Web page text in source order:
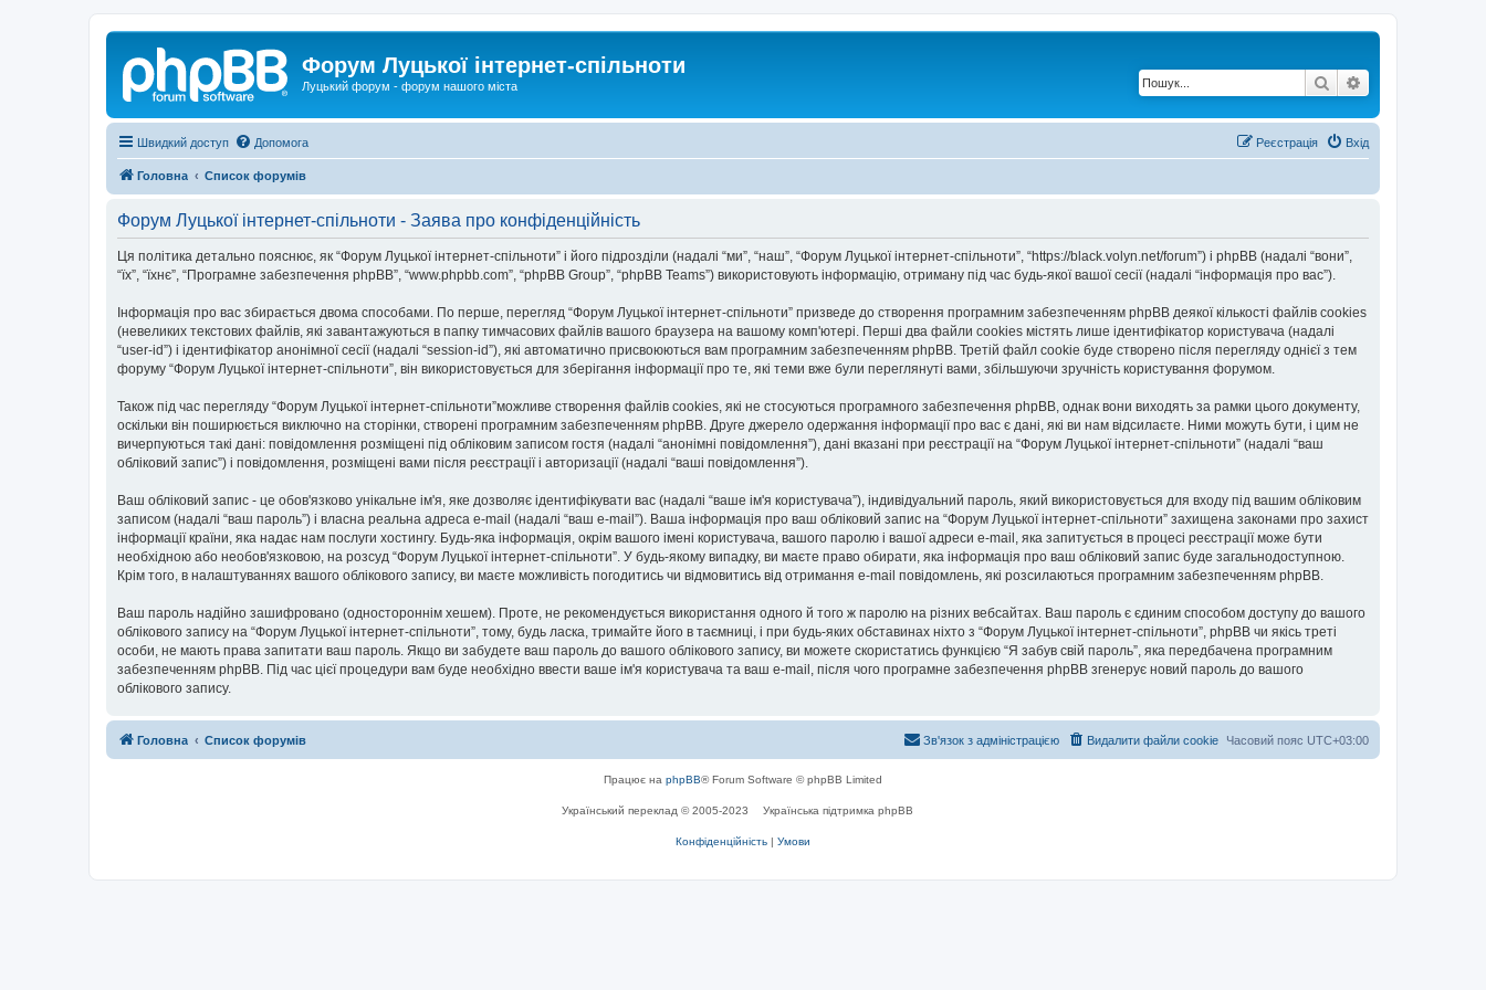
Форум Луцької інтернет-спільноти
Луцький форум - форум нашого міста Пошук
Швидкий доступ Допомога Вхід
Реєстрація
Головна Список форумів
Форум Луцької інтернет-спільноти - Заява про конфіденційність
Ця політика детально пояснює, як “Форум Луцької інтернет-спільноти” і його підрозділи (надалі “ми”, “наш”, “Форум Луцької інтернет-спільноти”, “https://black.volyn.net/forum”) і phpBB (надалі “вони”,
“їх”, “їхнє”, “Програмне забезпечення phpBB”, “www.phpbb.com”, “phpBB Group”, “phpBB Teams”) використовують інформацію, отриману під час будь-якої вашої сесії (надалі “інформація про вас”).
Інформація про вас збирається двома способами. По перше, перегляд “Форум Луцької інтернет-спільноти” призведе до створення програмним забезпеченням phpBB деякої кількості файлів cookies
(невеликих текстових файлів, які завантажуються в папку тимчасових файлів вашого браузера на вашому комп'ютері. Перші два файли cookies містять лише ідентифікатор користувача (надалі
“user-id”) і ідентифікатор анонімної сесії (надалі “session-id”), які автоматично присвоюються вам програмним забезпеченням phpBB. Третій файл cookie буде створено після перегляду однієї з тем
форуму “Форум Луцької інтернет-спільноти”, він використовується для зберігання інформації про те, які теми вже були переглянуті вами, збільшуючи зручність користування форумом.
Також під час перегляду “Форум Луцької інтернет-спільноти”можливе створення файлів cookies, які не стосуються програмного забезпечення phpBB, однак вони виходять за рамки цього документу,
оскільки він поширюється виключно на сторінки, створені програмним забезпеченням phpBB. Друге джерело одержання інформації про вас є дані, які ви нам відсилаєте. Ними можуть бути, і цим не
вичерпуються такі дані: повідомлення розміщені під обліковим записом гостя (надалі “анонімні повідомлення”), дані вказані при реєстрації на “Форум Луцької інтернет-спільноти” (надалі “ваш
обліковий запис”) і повідомлення, розміщені вами після реєстрації і авторизації (надалі “ваші повідомлення”).
Ваш обліковий запис - це обов'язково унікальне ім'я, яке дозволяє ідентифікувати вас (надалі “ваше ім'я користувача”), індивідуальний пароль, який використовується для входу під вашим обліковим
записом (надалі “ваш пароль”) і власна реальна адреса e-mail (надалі “ваш e-mail”). Ваша інформація про ваш обліковий запис на “Форум Луцької інтернет-спільноти” захищена законами про захист
інформації країни, яка надає нам послуги хостингу. Будь-яка інформація, окрім вашого імені користувача, вашого паролю і вашої адреси e-mail, яка запитується в процесі реєстрації може бути
необхідною або необов'язковою, на розсуд “Форум Луцької інтернет-спільноти”. У будь-якому випадку, ви маєте право обирати, яка інформація про ваш обліковий запис буде загальнодоступною.
Крім того, в налаштуваннях вашого облікового запису, ви маєте можливість погодитись чи відмовитись від отримання e-mail повідомлень, які розсилаються програмним забезпеченням phpBB.
Ваш пароль надійно зашифровано (одностороннім хешем). Проте, не рекомендується використання одного й того ж паролю на різних вебсайтах. Ваш пароль є єдиним способом доступу до вашого
облікового запису на “Форум Луцької інтернет-спільноти”, тому, будь ласка, тримайте його в таємниці, і при будь-яких обставинах ніхто з “Форум Луцької інтернет-спільноти”, phpBB чи якісь треті
особи, не мають права запитати ваш пароль. Якщо ви забудете ваш пароль до вашого облікового запису, ви можете скористатись функцією “Я забув свій пароль”, яка передбачена програмним
забезпеченням phpBB. Під час цієї процедури вам буде необхідно ввести ваше ім'я користувача та ваш e-mail, після чого програмне забезпечення phpBB згенерує новий пароль до вашого
облікового запису.
Головна Список форумів Часовий пояс UTC+03:00
Видалити файли cookie
Зв'язок з адміністрацією
Працює на phpBB® Forum Software © phpBB Limited
Український переклад © 2005-2023 Українська підтримка phpBB
Конфіденційність | Умови